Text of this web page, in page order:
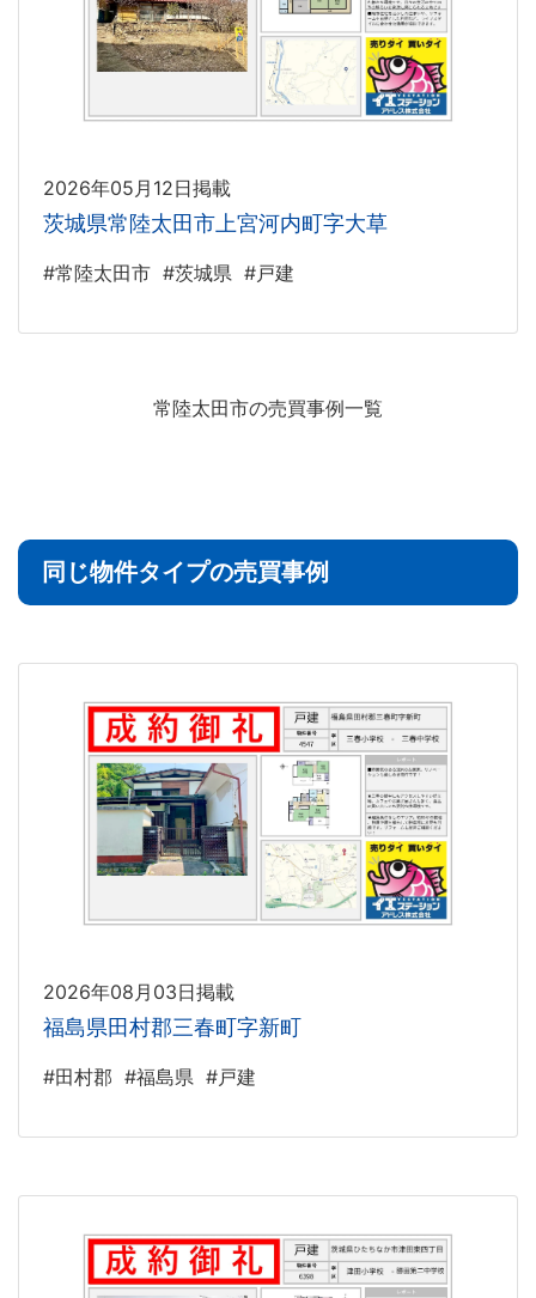
2026年05月12日掲載
茨城県常陸太田市上宮河内町字大草
#常陸太田市 #茨城県 #戸建
常陸太田市の売買事例一覧
同じ物件タイプの売買事例
2026年08月03日掲載
福島県田村郡三春町字新町
#田村郡 #福島県 #戸建